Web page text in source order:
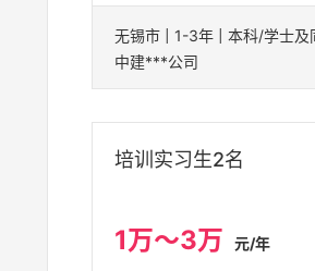
中建***公司
培训实习生2名
1万～3万 元/年